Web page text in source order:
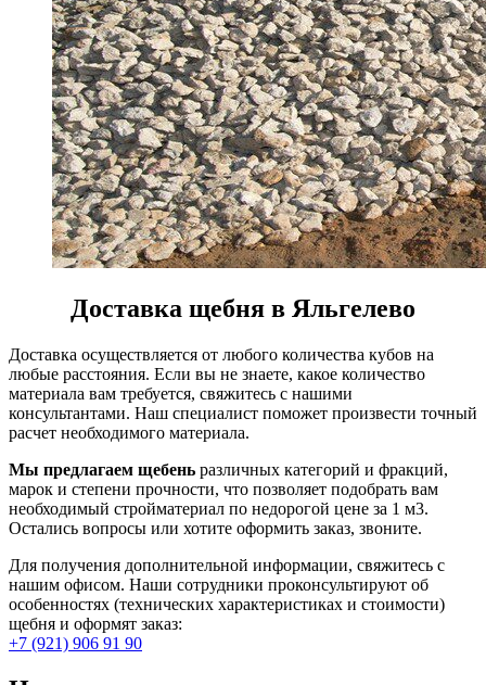
Доставка щебня в Яльгелево
Доставка осуществляется от любого количества кубов на
любые расстояния. Если вы не знаете, какое количество
материала вам требуется, свяжитесь с нашими
консультантами. Наш специалист поможет произвести точный
расчет необходимого материала.
Мы предлагаем щебень различных категорий и фракций,
марок и степени прочности, что позволяет подобрать вам
необходимый стройматериал по недорогой цене за 1 м3.
Остались вопросы или хотите оформить заказ, звоните.
Для получения дополнительной информации, свяжитесь с
нашим офисом. Наши сотрудники проконсультируют об
особенностях (технических характеристиках и стоимости)
щебня и оформят заказ:
+7 (921) 906 91 90